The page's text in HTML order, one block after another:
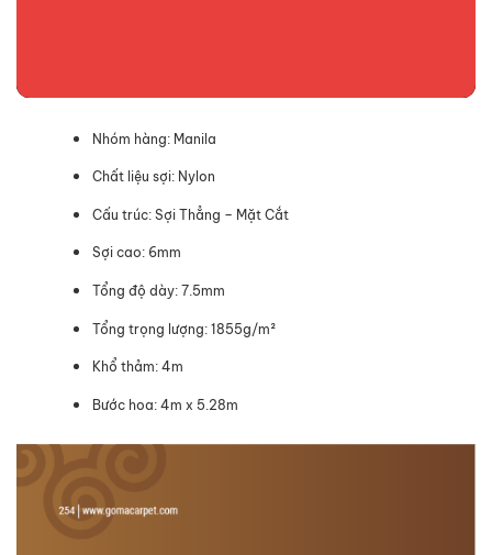
Nhóm hàng: Manila
Chất liệu sợi: Nylon
Cấu trúc: Sợi Thẳng – Mặt Cắt
Sợi cao: 6mm
Tổng độ dày: 7.5mm
Tổng trọng lượng: 1855g/m²
Khổ thảm: 4m
Bước hoa: 4m x 5.28m